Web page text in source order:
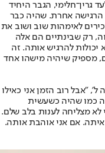
גרין־חלימי, הגבר היחיד
הרגישה אחרת. שהיה כבר
לאימהות שוב ושוב את
רק שבינתיים הם אלה
יכולות להרגיש אותה. זה
מספיק שיהיה מישהו אחד
"אבל רוב הזמן אני כאילו
כמו שהיה כשעשית
לא מצליחה לענות בלב שלם.
איתה. אם אני אוהבת אותה.